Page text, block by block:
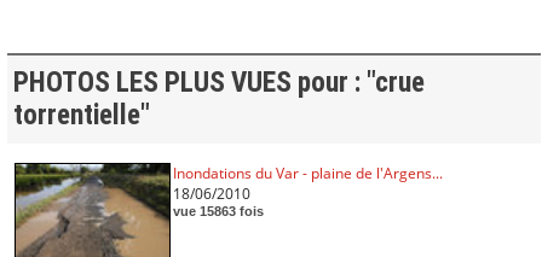
PHOTOS LES PLUS VUES pour : "crue
torrentielle"
Inondations du Var - plaine de l'Argens...
18/06/2010
vue 15863 fois